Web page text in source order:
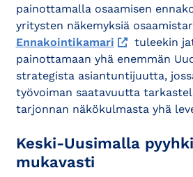
painottamalla osaamisen
yritysten näkemyksiä
Ennakointikamari
tuleekin
painottamaan yhä enemmän
strategista asiantuntijuutta,
työvoiman saatavuutta
tarjonnan näkökulmasta yhä
Keski-Uusimalla
mukavasti